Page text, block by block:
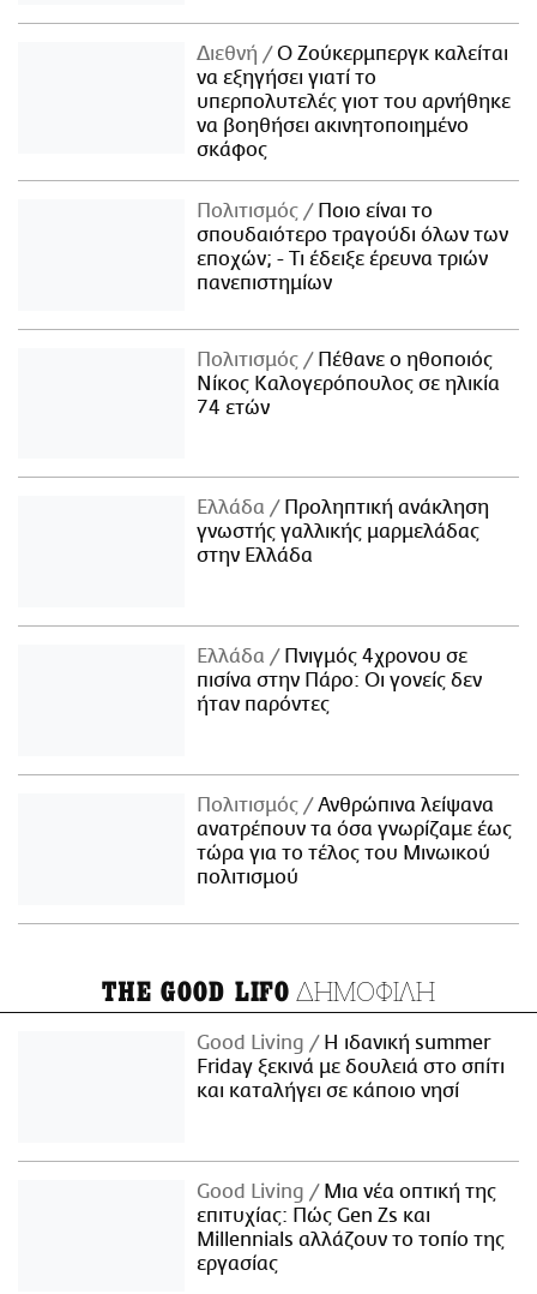
Διεθνή
Ο Ζούκερμπεργκ καλείται
να εξηγήσει γιατί το
υπερπολυτελές γιοτ του αρνήθηκε
να βοηθήσει ακινητοποιημένο
σκάφος
Πολιτισμός
Ποιο είναι το
σπουδαιότερο τραγούδι όλων των
εποχών; - Τι έδειξε έρευνα τριών
πανεπιστημίων
Πολιτισμός
Πέθανε ο ηθοποιός
Νίκος Καλογερόπουλος σε ηλικία
74 ετών
Ελλάδα
Προληπτική ανάκληση
γνωστής γαλλικής μαρμελάδας
στην Ελλάδα
Ελλάδα
Πνιγμός 4χρονου σε
πισίνα στην Πάρο: Οι γονείς δεν
ήταν παρόντες
Πολιτισμός
Ανθρώπινα λείψανα
ανατρέπουν τα όσα γνωρίζαμε έως
τώρα για το τέλος του Μινωικού
πολιτισμού
THE GOOD LIFO ΔΗΜΟΦΙΛΗ
Good Living
Η ιδανική summer
Friday ξεκινά με δουλειά στο σπίτι
και καταλήγει σε κάποιο νησί
Good Living
Μια νέα οπτική της
επιτυχίας: Πώς Gen Zs και
Millennials αλλάζουν το τοπίο της
εργασίας